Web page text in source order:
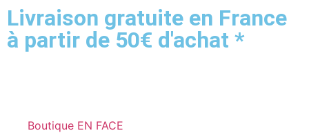
Livraison gratuite en France
à partir de 50€ d'achat *
Boutique EN FACE